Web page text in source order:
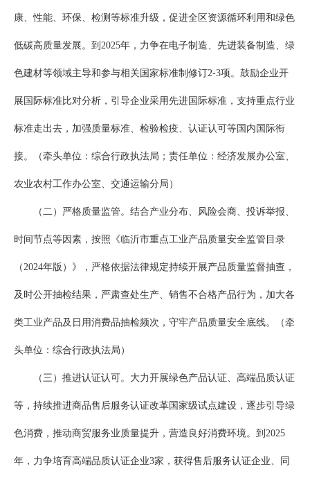
康、性能、环保、检测等标准升级，促进全区资源循环利用和绿色
低碳高质量发展。到2025年，力争在电子制造、先进装备制造、绿
色建材等领域主导和参与相关国家标准制修订2-3项。鼓励企业开
展国际标准比对分析，引导企业采用先进国际标准，支持重点行业
标准走出去，加强质量标准、检验检疫、认证认可等国内国际衔
接。（牵头单位：综合行政执法局；责任单位：经济发展办公室、
农业农村工作办公室、交通运输分局）
（二）严格质量监管。结合产业分布、风险会商、投诉举报、
时间节点等因素，按照《临沂市重点工业产品质量安全监管目录
（2024年版）》，严格依据法律规定持续开展产品质量监督抽查，
及时公开抽检结果，严肃查处生产、销售不合格产品行为，加大各
类工业产品及日用消费品抽检频次，守牢产品质量安全底线。（牵
头单位：综合行政执法局）
（三）推进认证认可。大力开展绿色产品认证、高端品质认证
等，持续推进商品售后服务认证改革国家级试点建设，逐步引导绿
色消费，推动商贸服务业质量提升，营造良好消费环境。到2025
年，力争培育高端品质认证企业3家，获得售后服务认证企业、同